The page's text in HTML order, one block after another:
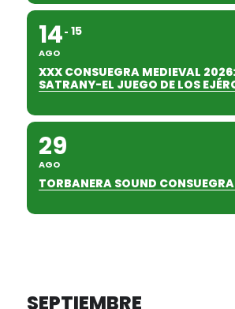
14
AGO
15
XXX CONSUEGRA MEDIEVAL
SATRANY-EL JUEGO DE LOS
29
AGO
TORBANERA SOUND
SEPTIEMBRE